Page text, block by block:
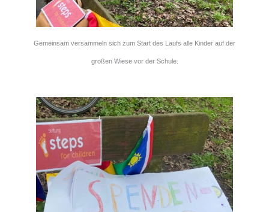
Gemeinsam versammeln sich zum Start des Laufs alle Kinder auf der
großen Wiese vor der Schule.